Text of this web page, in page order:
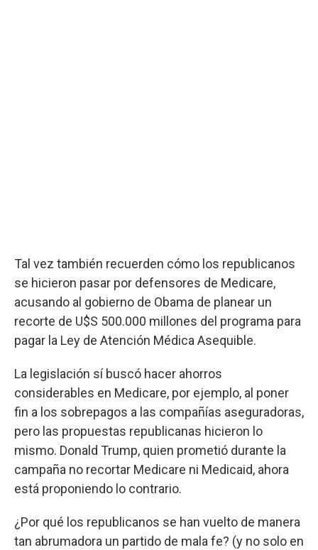
Tal vez también recuerden cómo los republicanos
se hicieron pasar por defensores de Medicare,
acusando al gobierno de Obama de planear un
recorte de U$S 500.000 millones del programa para
pagar la Ley de Atención Médica Asequible.
La legislación sí buscó hacer ahorros
considerables en Medicare, por ejemplo, al poner
fin a los sobrepagos a las compañías aseguradoras,
pero las propuestas republicanas hicieron lo
mismo. Donald Trump, quien prometió durante la
campaña no recortar Medicare ni Medicaid, ahora
está proponiendo lo contrario.
¿Por qué los republicanos se han vuelto de manera
tan abrumadora un partido de mala fe? (y no solo en